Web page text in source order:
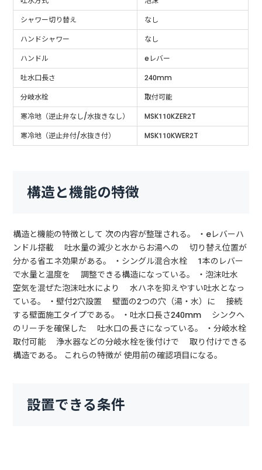
シャワー切り替え
なし
ハンドシャワー
なし
ハンドル
eレバー
吐水口長さ
240mm
分岐水栓
取付可能
寒冷地（逆止弁なし/水抜きなし）
MSK110KZER2T
寒冷地（逆止弁付/水抜き付）
MSK110KWER2T
構造と機能の特徴
構造と機能の特徴として 次の内容が整理される。 ・eレバーハ
ンドル搭載 吐水量の減少と水からお湯への 切り替え位置が
分かる省エネ効果がある。 ・シングル混合水栓 1本のレバー
で水量と温度を 調整できる構造になっている。 ・泡沫吐水
空気を混ぜた泡沫吐水により 水ハネを抑えやすい吐水となっ
ている。 ・壁付2穴設置 壁面の2つの穴（湯・水）に 接続
する壁面施工タイプである。 ・吐水口長さ240mm シンクへ
のリーチを確保した 吐水口の長さになっている。 ・分岐水栓
取付可能 浄水器などの分岐水栓を後付けで 取り付けできる
構造である。 これらの特徴が 使用前の確認項目になる。
設置できる条件